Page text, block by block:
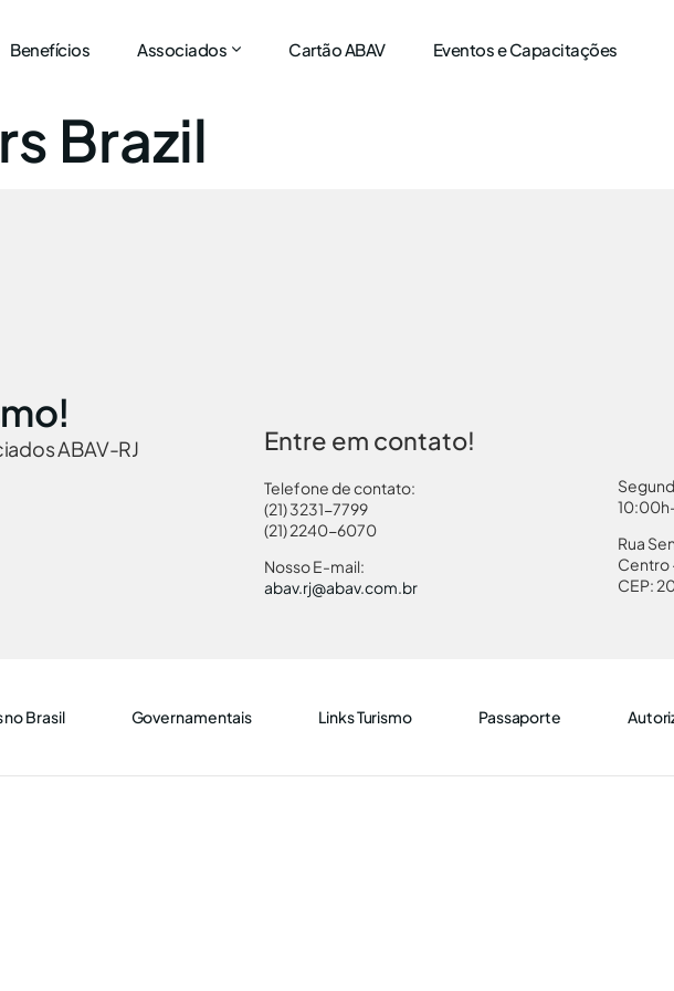
Benefícios Associados Cartão ABAV Eventos e Capacitações
Brazil
ABAV-RJ Entre em contato!
Telefone de contato:
(21) 3231-7799
(21) 2240-6070
Nosso E-mail:
abav.rj@abav.com.br
Rua
Centro
CEP:
no Brasil Governamentais Links Turismo Passaporte